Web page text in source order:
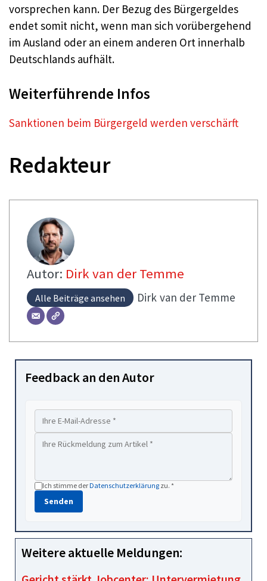
vorsprechen kann. Der Bezug des Bürgergeldes
endet somit nicht, wenn man sich vorübergehend
im Ausland oder an einem anderen Ort innerhalb
Deutschlands aufhält.
Weiterführende Infos
Sanktionen beim Bürgergeld werden verschärft
Redakteur
Autor: Dirk van der Temme
Alle Beiträge ansehen Dirk van der Temme
Feedback an den Autor
Ich stimme derDatenschutzerklärung zu. *
Senden
Weitere aktuelle Meldungen: